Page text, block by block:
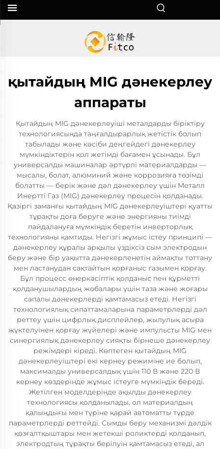
қытайдың MIG дәнекерлеу
аппараты
Қытайдың MIG дәнекерлеуіші металдарды біріктіру
технологиясында таңғалдырарлық жетістік болып
табылады және кәсіби деңгейдегі дәнекерлеу
мүмкіндіктерін қол жетімді бағамен ұсынады. Бұл
универсалды машиналар әртүрлі материалдарды —
мысалы, болат, алюминий және коррозияға төзімді
болатты — берік және дәл дәнекерлеу үшін Металл
Инертті Газ (MIG) дәнекерлеу процесін қолданады.
Қазіргі заманғы қытайдың MIG дәнекерлеуіштері қуатты
тұрақты доға беруге және энергияны тиімді
пайдалануға мүмкіндік беретін инверторлық
технологияны қамтиды. Негізгі жұмыс істеу принципі —
дәнекерлеу құралы арқылы үздіксіз сым электродын
беру және бір уақытта дәнекерленетін аймақты тоттану
мен ластанудан сақтайтын қорғаныс газымен қорғау.
Бұл процесс өнеркәсіптік қолданыс пен құрметті
қолданушылардың жобалары үшін таза және жоғары
сапалы дәнекерлерді қамтамасыз етеді. Негізгі
технологиялық сипаттамаларына параметрлерді дәл
реттеу үшін цифрлық дисплейлер, жылулық асыра
жүктелуінен қорғау жүйелері және импульсты MIG мен
синергиялық дәнекерлеу сияқты бірнеше дәнекерлеу
режімдері кіреді. Көптеген қытайдың MIG
дәнекерлеуіштері екі кернеу режиміне ие болып,
максималды универсалдық үшін 110 В және 220 В
кернеу көздерінде жұмыс істеуге мүмкіндік береді.
Жетілген моделдерінде ақылды дәнекерлеу
технологиясы қолданылады, ол материалдың
қалыңдығы мен түріне қарай автоматты түрде
параметрлерді реттейді. Сымды беру механизмі дәлдік
қозғалтқыштары мен жетекші роликтерді қолданып,
электродтың тұрақты берілуін қамтамасыз етеді, ал